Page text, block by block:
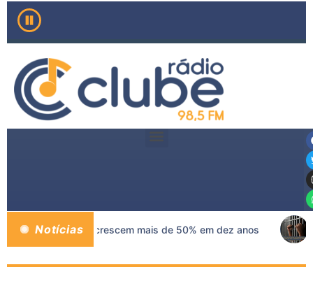
Notícias
mama no SUS crescem mais de 50% em dez anos